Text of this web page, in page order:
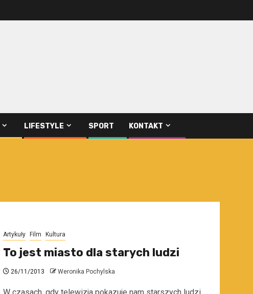
LIFESTYLE SPORT KONTAKT
Artykuły Film Kultura
To jest miasto dla starych ludzi
26/11/2013 Weronika Pochylska